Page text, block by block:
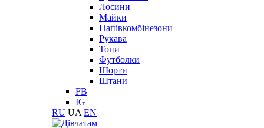
Лосини
Майки
Напівкомбінезони
Рукава
Топи
Футболки
Шорти
Штани
FB
IG
RU UA EN